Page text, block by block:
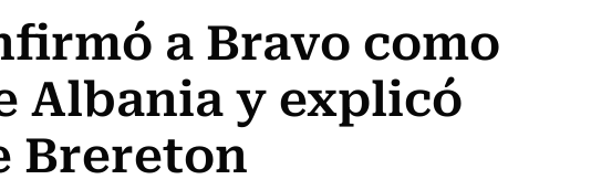
a Bravo como
Albania y explicó
Brereton